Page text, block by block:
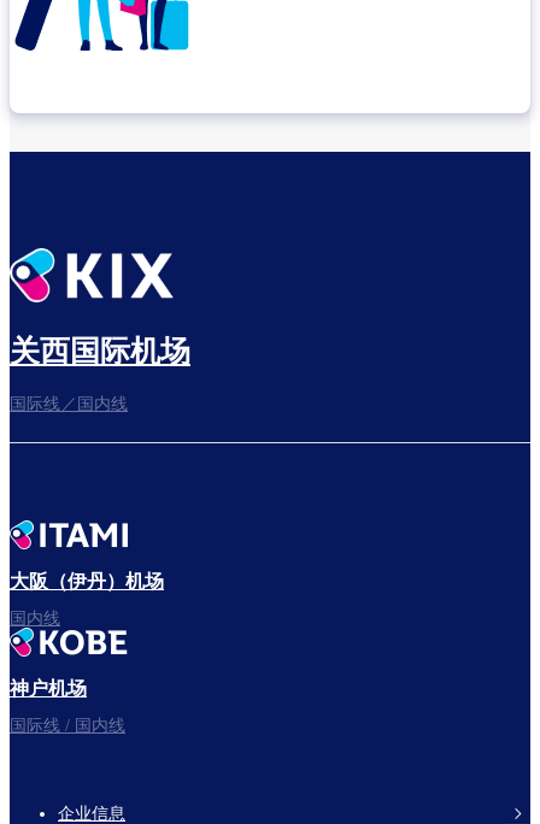
出发啦！
祝您旅途愉快。
关西国际机场
国际线／国内线
大阪（伊丹）机场
国内线
神户机场
国际线 / 国内线
企业信息